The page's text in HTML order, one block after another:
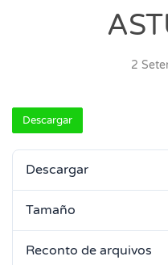
2
Descargar
Descargar
Tamaño
Reconto de arquivos